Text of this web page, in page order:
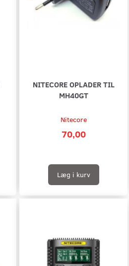
NITECORE OPLADER TIL
MH40GT
Nitecore
70,00
Læg i kurv